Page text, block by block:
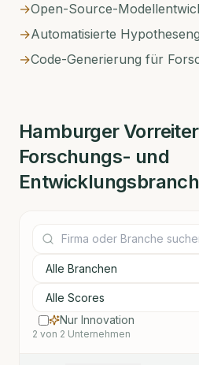
→Open-Source-
→Automatisierte
→Code-Generierung für
Hamburger
Forschungs- und
Nur Innovation
2 von 2 Unternehmen